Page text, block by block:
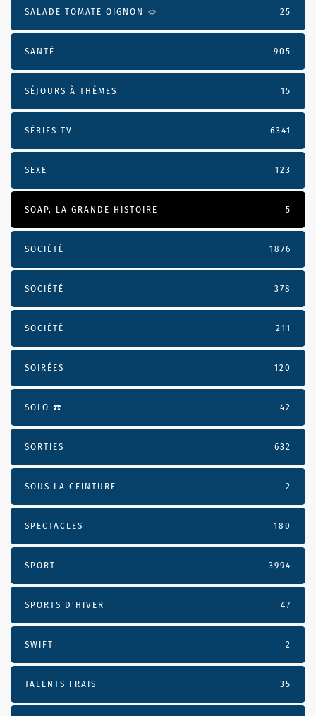
SALADE TOMATE OIGNON 🥙 25
SANTÉ 905
SÉJOURS À THÈMES 15
SÉRIES TV 6341
SEXE 123
SOAP, LA GRANDE HISTOIRE 5
SOCIÉTÉ 1876
SOCIÉTÉ 378
SOCIÉTÉ 211
SOIRÉES 120
SOLO ☎️ 42
SORTIES 632
SOUS LA CEINTURE 2
SPECTACLES 180
SPORT 3994
SPORTS D'HIVER 47
SWIFT 2
TALENTS FRAIS 35